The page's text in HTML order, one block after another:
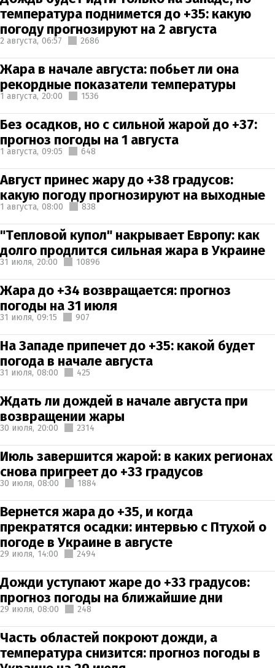
температура поднимется до +35: какую
погоду прогнозируют на 2 августа
2 августа, 06:57 2686
Жара в начале августа: побьет ли она
рекордные показатели температуры
1 августа, 20:00 1536
Без осадков, но с сильной жарой до +37:
прогноз погоды на 1 августа
1 августа, 09:05 648
Август принес жару до +38 градусов:
какую погоду прогнозируют на выходные
1 августа, 08:00 838
"Тепловой купол" накрывает Европу: как
долго продлится сильная жара в Украине
31 июля, 20:00 10896
Жара до +34 возвращается: прогноз
погоды на 31 июля
31 июля, 09:15 907
На Западе припечет до +35: какой будет
погода в начале августа
31 июля, 08:00 425
Ждать ли дождей в начале августа при
возвращении жары
30 июля, 20:00 2314
Июль завершится жарой: в каких регионах
снова пригреет до +33 градусов
30 июля, 08:00 1884
Вернется жара до +35, и когда
прекратятся осадки: интервью с Птухой о
погоде в Украине в августе
29 июля, 14:00 2494
Дожди уступают жаре до +33 градусов:
прогноз погоды на ближайшие дни
29 июля, 08:00 248
Часть областей покроют дожди, а
температура снизится: прогноз погоды в